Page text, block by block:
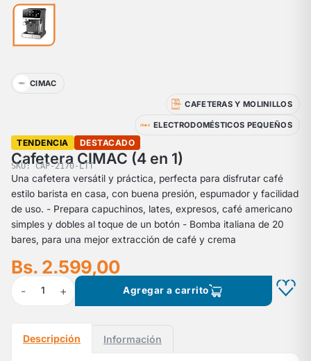
CIMAC
CAFETERAS Y MOLINILLOS
ELECTRODOMÉSTICOS PEQUEÑOS
TENDENCIA DESTACADO
Cafetera CIMAC (4 en 1)
SKU: CAP-2170-LTT
Una cafetera versátil y práctica, perfecta para disfrutar café
estilo barista en casa, con buena presión, espumador y facilidad
de uso. - Prepara capuchinos, lates, expresos, café americano
simples y dobles al toque de un botón - Bomba italiana de 20
bares, para una mejor extracción de café y crema
Bs. 2.599,00
- 1 + Agregar a carrito
Descripción Información